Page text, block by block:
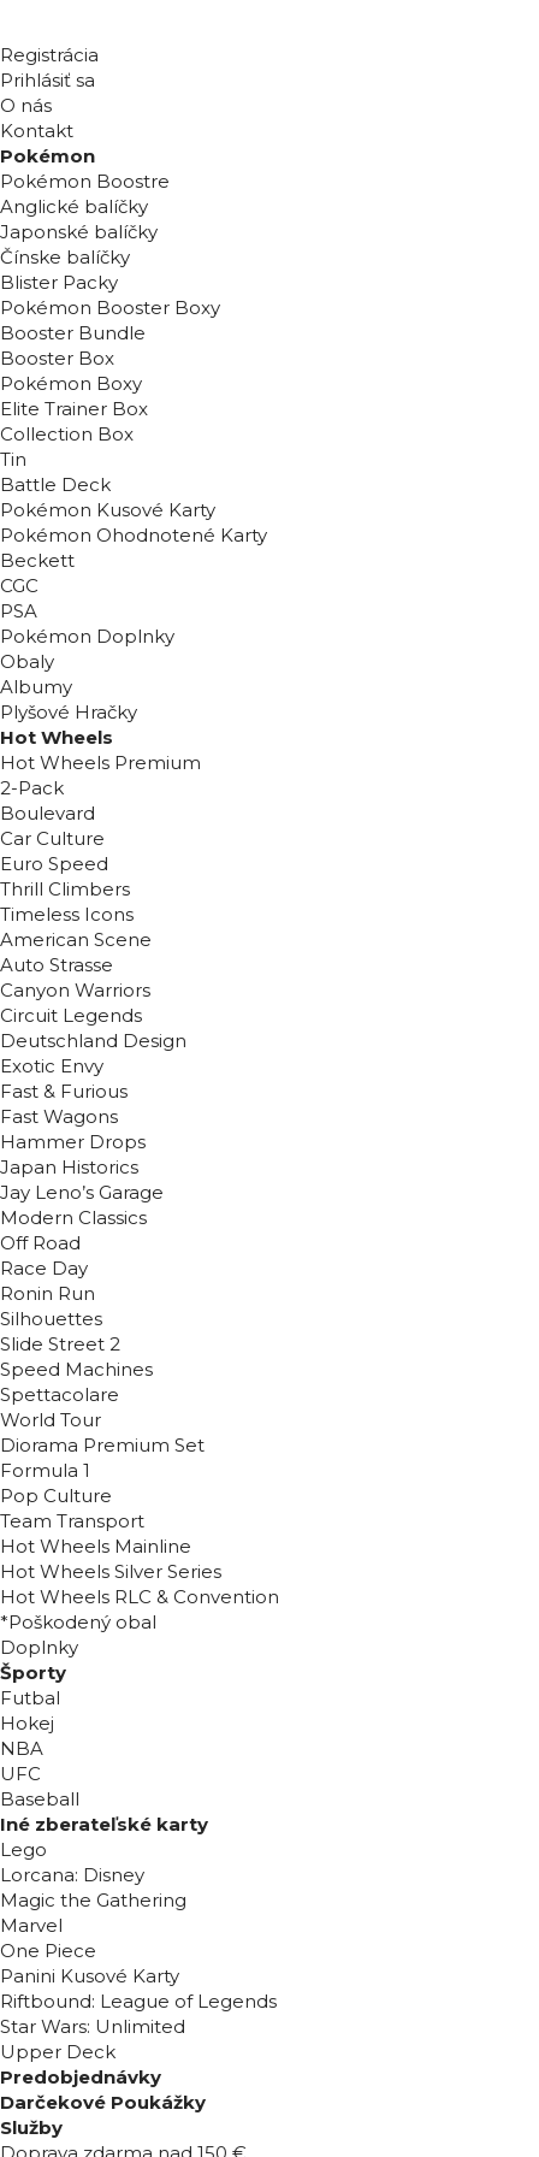
Registrácia
Prihlásiť sa
O nás
Kontakt
Pokémon
Pokémon Boostre
Anglické balíčky
Japonské balíčky
Čínske balíčky
Blister Packy
Pokémon Booster Boxy
Booster Bundle
Booster Box
Pokémon Boxy
Elite Trainer Box
Collection Box
Tin
Battle Deck
Pokémon Kusové Karty
Pokémon Ohodnotené Karty
Beckett
CGC
PSA
Pokémon Doplnky
Obaly
Albumy
Plyšové Hračky
Hot Wheels
Hot Wheels Premium
2-Pack
Boulevard
Car Culture
Euro Speed
Thrill Climbers
Timeless Icons
American Scene
Auto Strasse
Canyon Warriors
Circuit Legends
Deutschland Design
Exotic Envy
Fast & Furious
Fast Wagons
Hammer Drops
Japan Historics
Jay Leno’s Garage
Modern Classics
Off Road
Race Day
Ronin Run
Silhouettes
Slide Street 2
Speed Machines
Spettacolare
World Tour
Diorama Premium Set
Formula 1
Pop Culture
Team Transport
Hot Wheels Mainline
Hot Wheels Silver Series
Hot Wheels RLC & Convention
*Poškodený obal
Doplnky
Športy
Futbal
Hokej
NBA
UFC
Baseball
Iné zberateľské karty
Lego
Lorcana: Disney
Magic the Gathering
Marvel
One Piece
Panini Kusové Karty
Riftbound: League of Legends
Star Wars: Unlimited
Upper Deck
Predobjednávky
Darčekové Poukážky
Služby